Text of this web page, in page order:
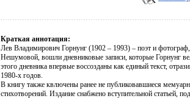
Краткая аннотация:
Лев Владимирович Горнунг (1902 – 1993) – поэт и
Нешумовой, вошли дневниковые записи, которые Горнунг
этого дневника впервые воссозданы как единый текст,
1980-х годов.
В книгу также квлючены ранее не публиковавшиеся
стихотворений. Издание снабжено вступительной статьей,